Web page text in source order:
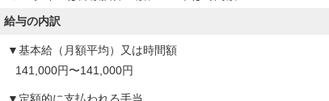
給与の内訳
基本給（月額平均）又は時間額
141,000円〜141,000円